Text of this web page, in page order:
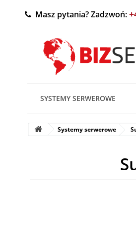
Masz pytania? Zadzwoń:
SYSTEMY SERWEROWE
Systemy serwerowe